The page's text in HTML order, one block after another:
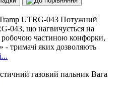
UTRG-043 Потужний
043, що нагвичується на
частиною конфорки,
тримачі яких дозволяють
газовий пальник Вага